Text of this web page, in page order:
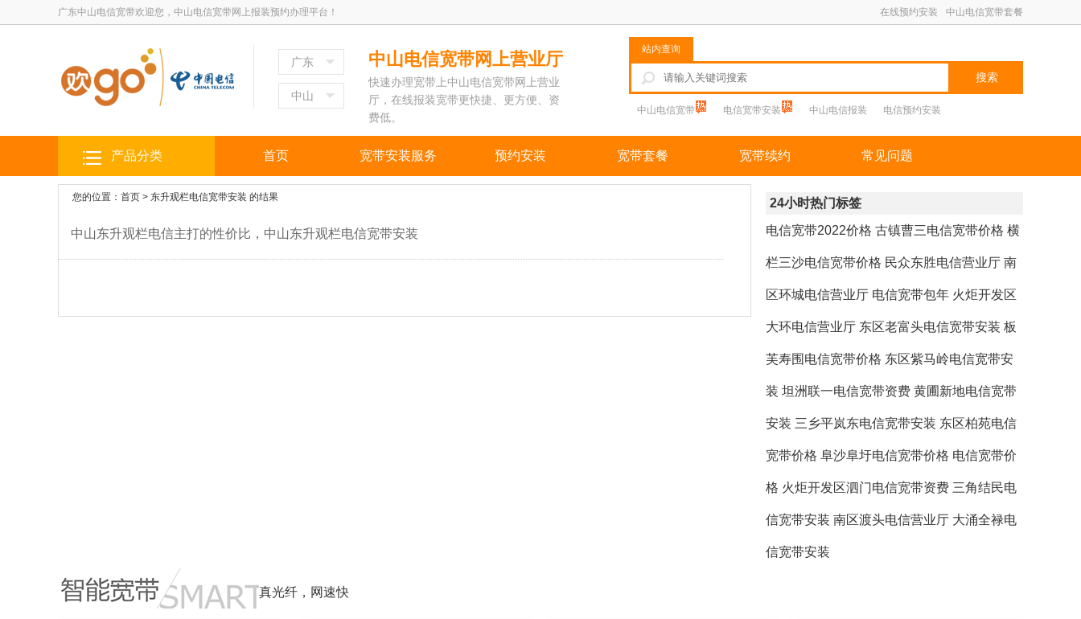
广东中山电信宽带欢迎您，中山电信宽带网上报装预约办理平台！ 中山电信宽带套餐
在线预约安装
广东
中山
中山电信宽带网上营业厅
快速办理宽带上中山电信宽带网上营业
厅，在线报装宽带更快捷、更方便、资
费低。
站内查询
搜索
中山电信宽带 电信宽带安装 中山电信报装 电信预约安装
产品分类 首页 宽带安装服务 预约安装 宽带套餐 宽带续约 常见问题
您的位置：首页 > 东升观栏电信宽带安装 的结果
中山东升观栏电信主打的性价比，中山东升观栏电信宽带安装
24小时热门标签
电信宽带2022价格 古镇曹三电信宽带价格 横
栏三沙电信宽带价格 民众东胜电信营业厅 南
区环城电信营业厅 电信宽带包年 火炬开发区
大环电信营业厅 东区老富头电信宽带安装 板
芙寿围电信宽带价格 东区紫马岭电信宽带安
装 坦洲联一电信宽带资费 黄圃新地电信宽带
安装 三乡平岚东电信宽带安装 东区柏苑电信
宽带价格 阜沙阜圩电信宽带价格 电信宽带价
格 火炬开发区泗门电信宽带资费 三角结民电
信宽带安装 南区渡头电信营业厅 大涌全禄电
信宽带安装
真光纤，网速快